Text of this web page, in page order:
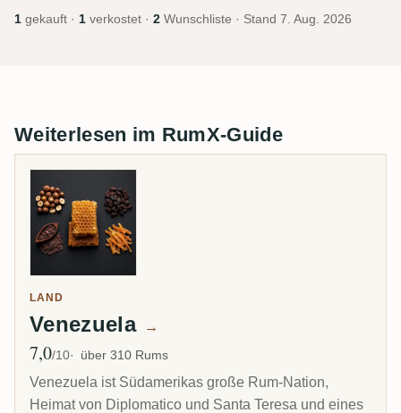
1 gekauft · 1 verkostet · 2 Wunschliste · Stand 7. Aug. 2026
Weiterlesen im RumX-Guide
LAND
Venezuela →
Ø Bewertung
7,0/10 über 310 Rums
Venezuela ist Südamerikas große Rum-Nation,
Heimat von Diplomatico und Santa Teresa und eines